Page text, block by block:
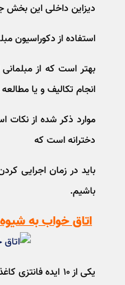
دیزاین داخلی این
استفاده از دکوراسیون
بهتر است که از
انجام تکالیف و یا
موارد ذکر شده از نکات
دخترانه است که
باید در زمان اجرایی
باشیم.
اتاق خواب به
یکی از ۱۰ ایده